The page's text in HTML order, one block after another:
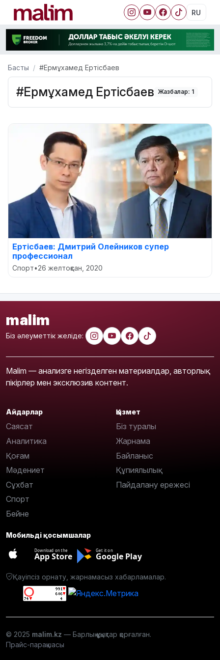
RU
Басты #Ермұхамед Ертісбаев
#Ермұхамед Ертісбаев Жазбалар: 1
Ертісбаев: Дмитрий Олейников супер
профессионал
Спорт•26 желтоқсан, 2020
malim
Біз әлеуметтік желіде:
Malim — анализге негізделген материалдар, авторлық
пікірлер мен эксклюзив контент.
Айдарлар
Саясат
Аналитика
Қоғам
Мәдениет
Сұхбат
Спорт
Бейне
Қызмет
Біз туралы
Жарнама
Байланыс
Құпиялылық
Пайдалану ережесі
Мобильді қосымшалар
Download on the
App Store
Get it on
Google Play
Қауіпсіз орнату, жарнамасыз хабарламалар.
© 2025 malim.kz — Барлық құқықтар қорғалған.
Прайс-парақшасы